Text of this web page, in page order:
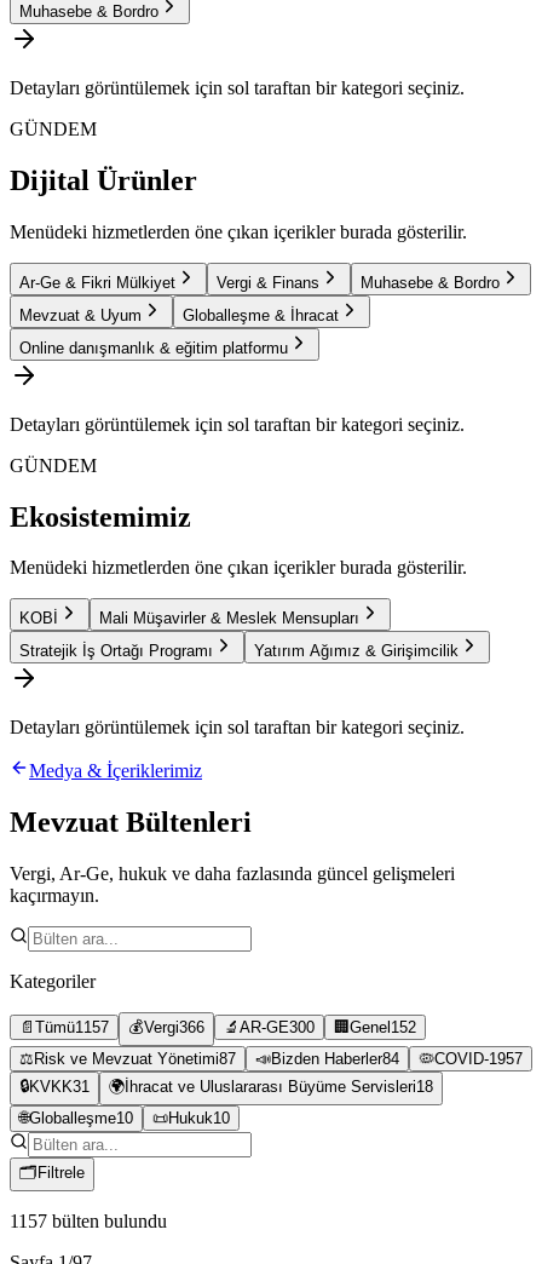
Muhasebe & Bordro
Detayları görüntülemek için sol taraftan bir kategori seçiniz.
GÜNDEM
Dijital Ürünler
Menüdeki hizmetlerden öne çıkan içerikler burada gösterilir.
Ar-Ge & Fikri Mülkiyet Vergi & Finans
Muhasebe & Bordro
Mevzuat & Uyum
Globalleşme & İhracat
Online danışmanlık & eğitim platformu
Detayları görüntülemek için sol taraftan bir kategori seçiniz.
GÜNDEM
Ekosistemimiz
Menüdeki hizmetlerden öne çıkan içerikler burada gösterilir.
KOBİ
Mali Müşavirler & Meslek Mensupları
Stratejik İş Ortağı Programı
Yatırım Ağımız & Girişimcilik
Detayları görüntülemek için sol taraftan bir kategori seçiniz.
Medya & İçeriklerimiz
Mevzuat Bültenleri
Vergi, Ar-Ge, hukuk ve daha fazlasında güncel gelişmeleri
kaçırmayın.
Kategoriler
📄 Tümü1157 💰Vergi366 🔬 AR-GE300 🏢 Genel 152
⚖️ Risk ve Mevzuat Yönetimi87 📣Bizden Haberler84 🦠COVID-1957
🔒KVKK31 🌍 İhracat ve Uluslararası Büyüme Servisleri18
🌐Globalleşme10 📜Hukuk10
🗂 Filtrele
1157 bülten bulundu